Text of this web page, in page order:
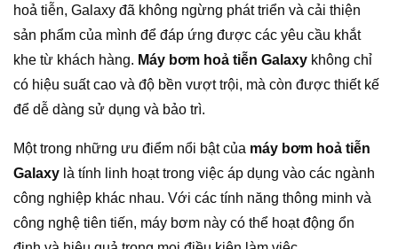
hoả tiễn, Galaxy đã không ngừng phát triển và cải thiện
sản phẩm của mình để đáp ứng được các yêu cầu khắt
khe từ khách hàng. Máy bơm hoả tiễn Galaxy không chỉ
có hiệu suất cao và độ bền vượt trội, mà còn được thiết kế
để dễ dàng sử dụng và bảo trì.
Một trong những ưu điểm nổi bật của máy bơm hoả tiễn
Galaxy là tính linh hoạt trong việc áp dụng vào các ngành
công nghiệp khác nhau. Với các tính năng thông minh và
công nghệ tiên tiến, máy bơm này có thể hoạt động ổn